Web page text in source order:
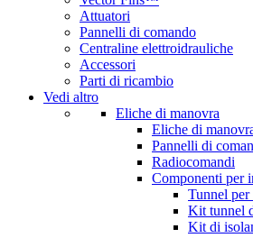
Attuatori
Pannelli di comando
Centraline elettroidrauliche
Accessori
Parti di ricambio
Vedi altro
Eliche di manovra
Eliche di
Pannelli di
Radiocomandi
Componenti per
Tunnel per
Kit tunnel
Kit di